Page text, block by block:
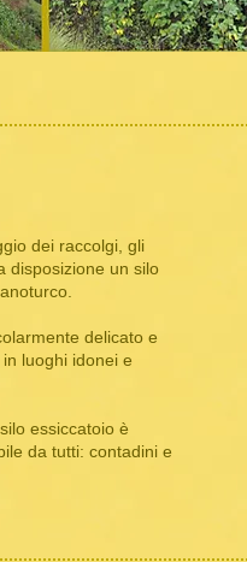
dei raccolgi, gli
disposizione un silo
delicato e
luoghi idonei e
essiccatoio è
da tutti: contadini e